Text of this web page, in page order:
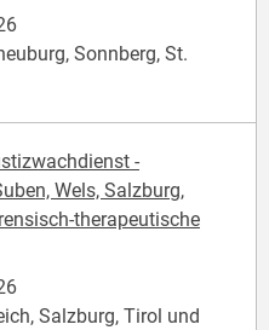
Sonnberg, St.
-
Wels, Salzburg,
therapeutische
Salzburg, Tirol und